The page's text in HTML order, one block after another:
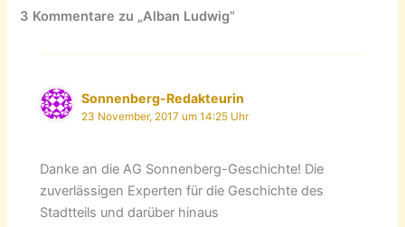
3 Kommentare zu „Alban Ludwig“
Sonnenberg-Redakteurin
23 November, 2017 um 14:25 Uhr
Danke an die AG Sonnenberg-Geschichte! Die
zuverlässigen Experten für die Geschichte des
Stadtteils und darüber hinaus